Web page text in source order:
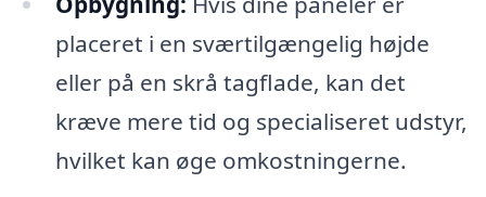
placeret i en sværtilgængelig højde
eller på en skrå tagflade, kan det
kræve mere tid og specialiseret udstyr,
hvilket kan øge omkostningerne.